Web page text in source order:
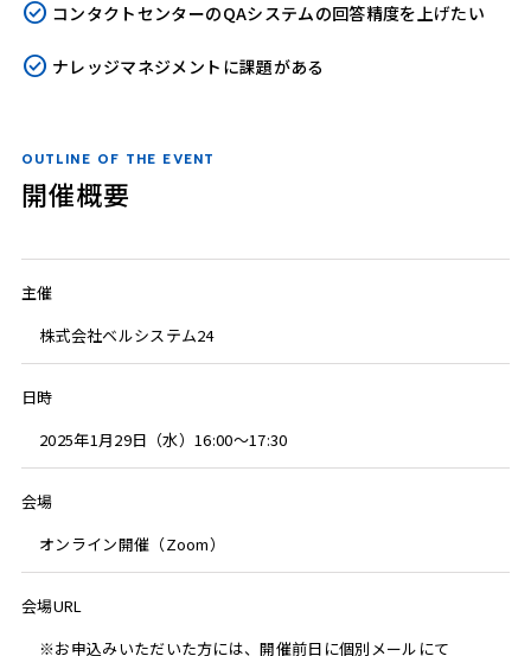
コンタクトセンターのQAシステムの回答精度を上げたい
ナレッジマネジメントに課題がある
OUTLINE OF THE EVENT
開催概要
主催
株式会社ベルシステム24
日時
2025年1月29日（水）16:00〜17:30
会場
オンライン開催（Zoom）
会場URL
※お申込みいただいた方には、開催前日に個別メールにて